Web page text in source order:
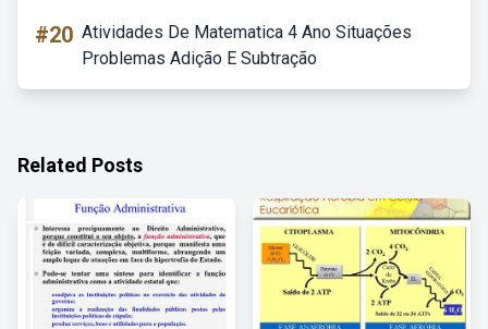
#20 Atividades De Matematica 4 Ano Situações
Problemas Adição E Subtração
Related Posts